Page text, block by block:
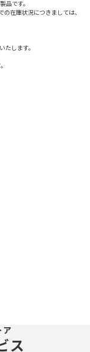
品です。
の在庫状況につきましては、
たします。
ア
ス